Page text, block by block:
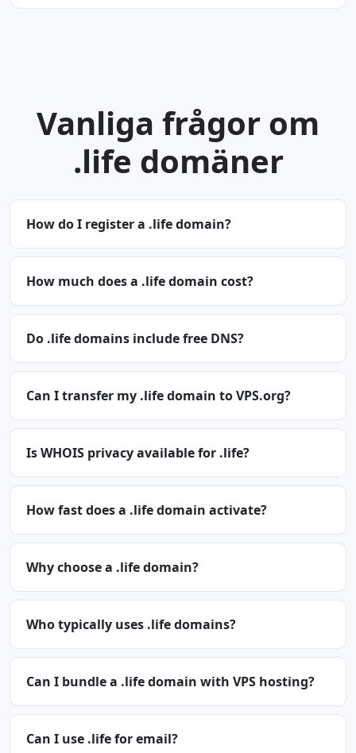
Vanliga frågor om
.life domäner
How do I register a .life domain?
How much does a .life domain cost?
Do .life domains include free DNS?
Can I transfer my .life domain to VPS.org?
Is WHOIS privacy available for .life?
How fast does a .life domain activate?
Why choose a .life domain?
Who typically uses .life domains?
Can I bundle a .life domain with VPS hosting?
Can I use .life for email?